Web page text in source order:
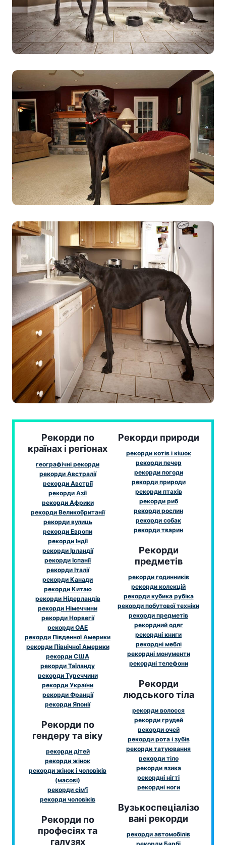
Рекорди по
країнах і регіонах
географічні рекорди
рекорди Австралії
рекорди Австрії
рекорди Азії
рекорди Африки
рекорди Великобританії
рекорди вулиць
рекорди Европи
рекорди Індії
рекорди Ірландії
рекорди Іспанії
рекорди Італії
рекорди Канади
рекорди Китаю
рекорди Нідерландів
рекорди Німеччини
рекорди Норвегії
рекорди ОАЕ
рекорди Південної Америки
рекорди Північної Америки
рекорди США
рекорди Таїланду
рекорди Туреччини
рекорди України
рекорди Франції
рекорди Японії
Рекорди по
гендеру та віку
рекорди дітей
рекорди жінок
рекорди жінок і чоловіків
(масові)
рекорди сім'ї
рекорди чоловіків
Рекорди по
професіях та
галузях
Рекорди природи
рекорди котів і кішок
рекорди печер
рекорди погоди
рекорди природи
рекорди птахів
рекорди риб
рекорди рослин
рекорди собак
рекорди тварин
Рекорди
предметів
рекорди годинників
рекорди колекцій
рекорди кубика рубіка
рекорди побутової техніки
рекорди предметів
рекордний одяг
рекордні книги
рекордні меблі
рекордні монументи
рекордні телефони
Рекорди
людського тіла
рекорди волосся
рекорди грудей
рекорди очей
рекорди рота і зубів
рекорди татуювання
рекорди тіло
рекорди язика
рекордні нігті
рекордні ноги
Вузькоспеціалізо
вані рекорди
рекорди автомобілів